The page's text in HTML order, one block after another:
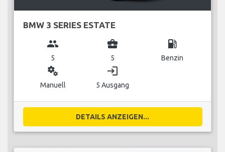
BMW 3 SERIES ESTATE
group
5
business_center
5
local_gas_station
Benzin
miscellaneous_services
Manuell
login
5 Ausgang
DETAILS ANZEIGEN...